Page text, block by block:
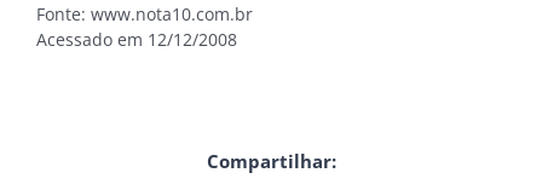
Fonte: www.nota10.com.br
Acessado em 12/12/2008
Compartilhar: